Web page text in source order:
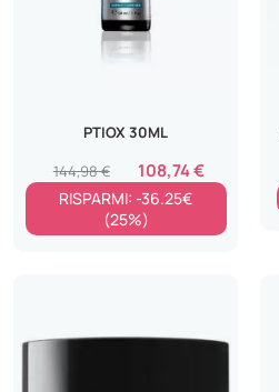
PTIOX 30ML
108,74 €
144,98 €
RISPARMI: -36.25€
(25%)